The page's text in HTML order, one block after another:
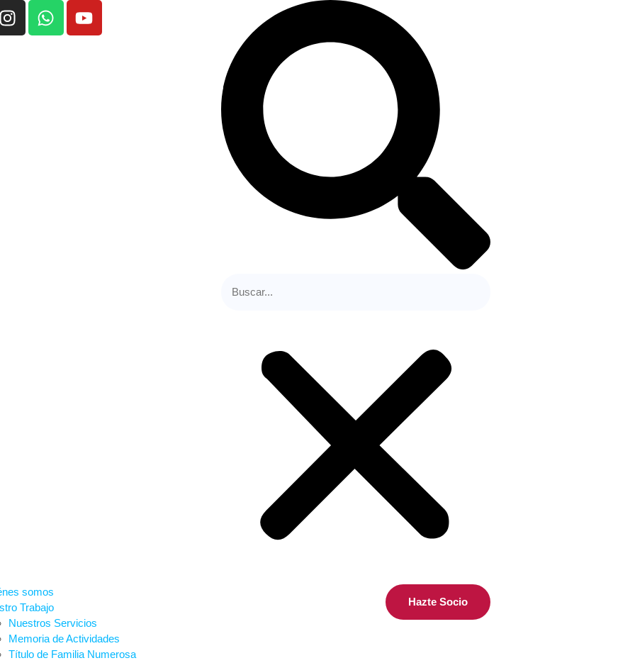
somos
Trabajo
Nuestros Servicios
Memoria de Actividades
Título de Familia Numerosa
Hazte Socio